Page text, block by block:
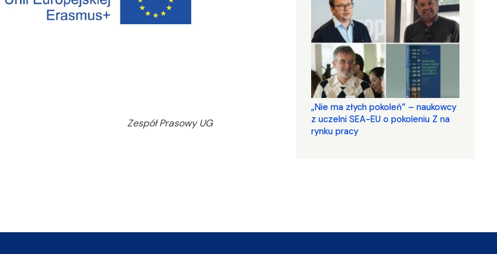
Zespół Prasowy UG
„Nie ma złych pokoleń” – naukowcy
z uczelni SEA-EU o pokoleniu Z na
rynku pracy